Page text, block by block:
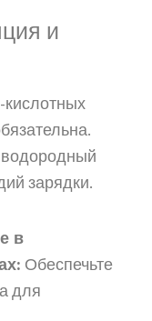
и
зарядки.
в
Обеспечьте
для